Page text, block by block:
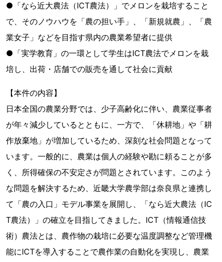
●「なら近大農法（ICT農法）」でメロンを栽培すること
で、そのノウハウを「農の担い手」、「新規就農」、「農
業女子」などを目指す県内の農業希望者に提供
●「実学教育」の一環として学生はICT農法でメロンを栽
培し、出荷・店舗での販売を通して社会に貢献
【本件の内容】
日本全国の農業分野では、少子高齢化に伴い、農業従事者
が年々減少しているとともに、一方で、「休耕地」や「耕
作放棄地」が増加しているため、深刻な社会問題となって
います。一般的に、農業は個人の経験や勘に頼ることが多
く、所得確保の不安定さが問題とされています。このよう
な問題を解決するため、近畿大学農学部は奈良県と連携し
て「農の入口」モデル事業を展開し、「なら近大農法（IC
T農法）」の確立を目指してきました。ICT（情報通信技
術）農法とは、農作物の栽培に必要な温度調整など管理機
能にICTを導入することで農作業の自動化を実現し、農業